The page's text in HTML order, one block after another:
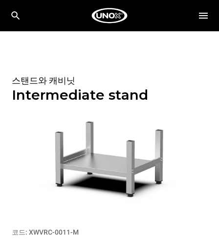
스탠드와 캐비닛
Intermediate stand
코드: XWVRC-0011-M